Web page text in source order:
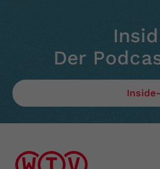
Der